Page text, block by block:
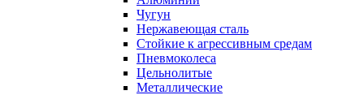
Чугун
Нержавеющая сталь
Стойкие к агрессивным средам
Пневмоколеса
Цельнолитые
Металлические